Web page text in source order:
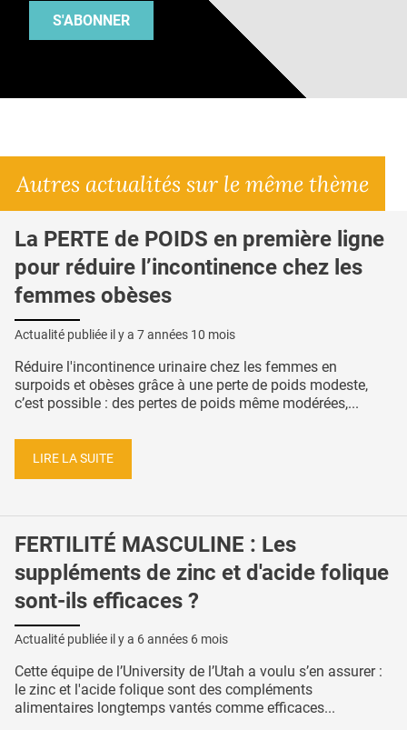
S'ABONNER
Autres actualités sur le même thème
La PERTE de POIDS en première ligne
pour réduire l’incontinence chez les
femmes obèses
Actualité publiée il y a 7 années 10 mois
Réduire l'incontinence urinaire chez les femmes en
surpoids et obèses grâce à une perte de poids modeste,
c’est possible : des pertes de poids même modérées,...
LIRE LA SUITE
FERTILITÉ MASCULINE : Les
suppléments de zinc et d'acide folique
sont-ils efficaces ?
Actualité publiée il y a 6 années 6 mois
Cette équipe de l’University de l’Utah a voulu s’en assurer :
le zinc et l'acide folique sont des compléments
alimentaires longtemps vantés comme efficaces...